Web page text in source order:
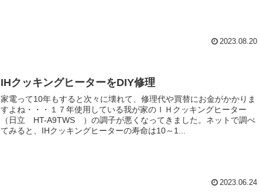
2023.08.20
IHクッキングヒーターをDIY修理
家電って10年もすると次々に壊れて、修理代や買替にお金がかかりま
すよね・・・１７年使用している我が家のＩＨクッキングヒーター
（日立 HT-A9TWS ）の調子が悪くなってきました。ネットで調べ
てみると、IHクッキングヒーターの寿命は10～1...
2023.06.24